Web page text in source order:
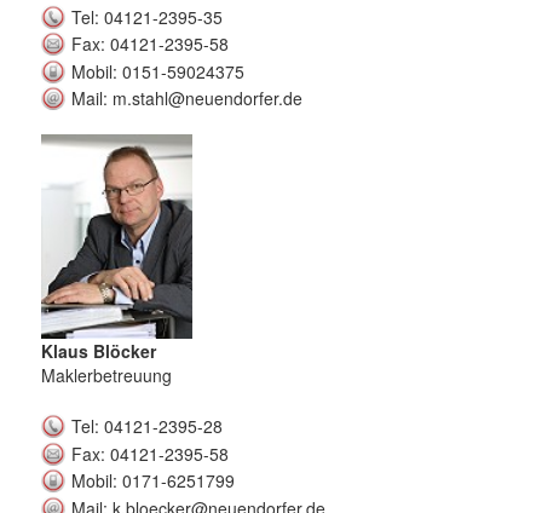
Tel: 04121-2395-35
Fax: 04121-2395-58
Mobil: 0151-59024375
Mail: m.stahl@neuendorfer.de
Klaus Blöcker
Maklerbetreuung
Tel: 04121-2395-28
Fax: 04121-2395-58
Mobil: 0171-6251799
Mail: k.bloecker@neuendorfer.de